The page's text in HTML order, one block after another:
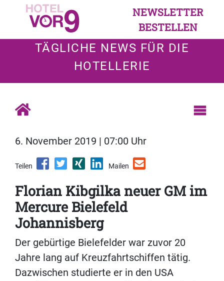
NEWSLETTER
BESTELLEN
TÄGLICHE NEWS FÜR DIE
HOTELLERIE
6. November 2019 | 07:00 Uhr
Teilen Mailen
Florian Kibgilka neuer GM im
Mercure Bielefeld
Johannisberg
Der gebürtige Bielefelder war zuvor 20
Jahre lang auf Kreuzfahrtschiffen tätig.
Dazwischen studierte er in den USA